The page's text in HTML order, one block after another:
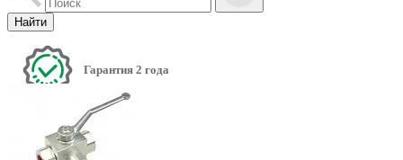
Найти
Гарантия 2 года